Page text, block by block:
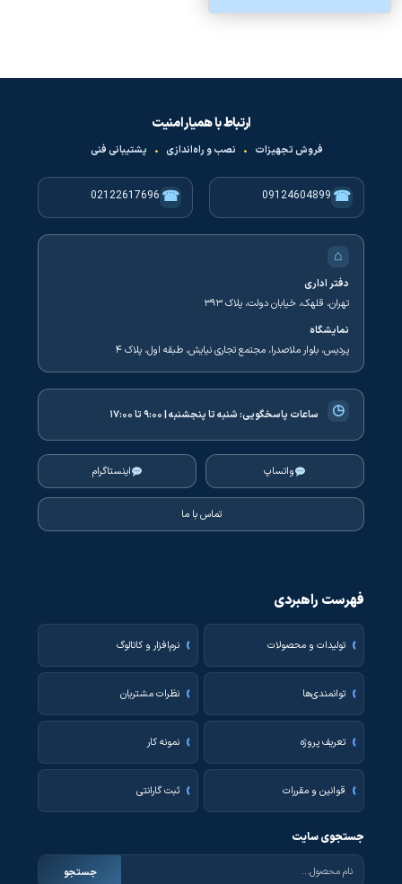
ارتباط با همیار امنیت
فروش تجهیزات • نصب و راه‌اندازی • پشتیبانی فنی
☎
09124604899
☎
02122617696
⌂
دفتر اداری
تهران، قلهک، خیابان دولت، پلاک ۳۹۳
نمایشگاه
پردیس، بلوار ملاصدرا، مجتمع تجاری نیایش، طبقه اول، پلاک ۴
◷ ساعات پاسخگویی:شنبه تا پنجشنبه | ۹:۰۰ تا ۱۷:۰۰
واتساپ اینستاگرام
تماس با ما
فهرست راهبردی
تولیدات و محصولات نرم‌افزار و کاتالوگ
توانمندی‌ها نظرات مشتریان
تعریف پروژه نمونه کار
قوانین و مقررات ثبت گارانتی
جستجوی سایت
جستجو